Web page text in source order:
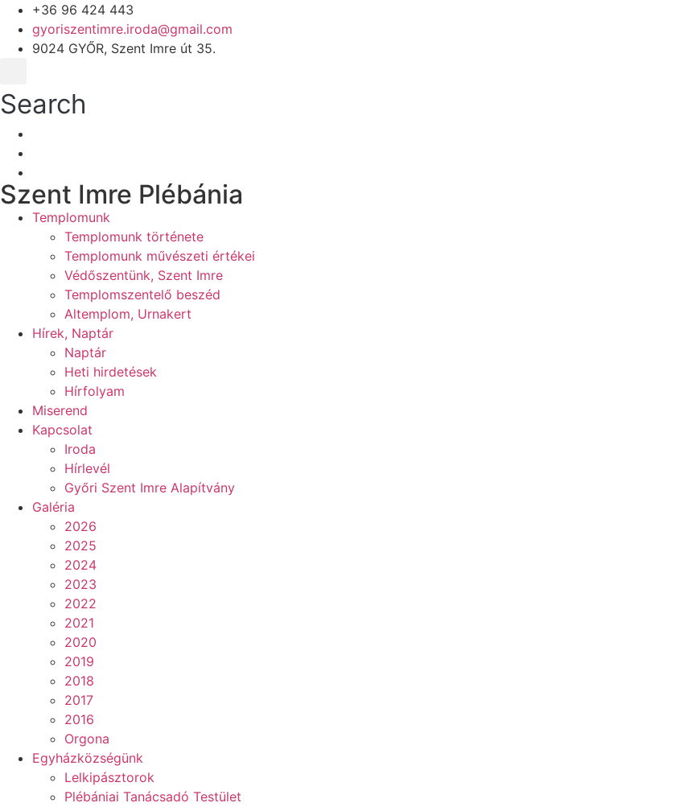
+36 96 424 443
gyoriszentimre.iroda@gmail.com
9024 GYŐR, Szent Imre út 35.
Search
Szent Imre Plébánia
Templomunk
Templomunk története
Templomunk művészeti értékei
Védőszentünk, Szent Imre
Templomszentelő beszéd
Altemplom, Urnakert
Hírek, Naptár
Naptár
Heti hirdetések
Hírfolyam
Miserend
Kapcsolat
Iroda
Hírlevél
Győri Szent Imre Alapítvány
Galéria
2026
2025
2024
2023
2022
2021
2020
2019
2018
2017
2016
Orgona
Egyházközségünk
Lelkipásztorok
Plébániai Tanácsadó Testület